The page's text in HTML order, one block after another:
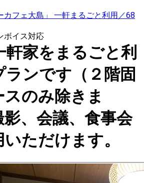
カフェ大島」 一軒まるごと利用／68
ボイス対応
軒家をまるごと利
ンです（２階固
のみ除きま
、会議、食事会
ただけます。